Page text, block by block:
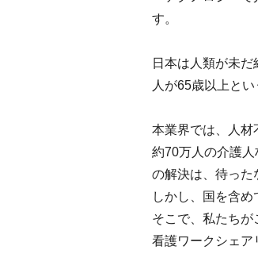
す。
日本は人類が未
人が65歳以上とい
本業界では、人材
約70万人の介護
の解決は、待った
しかし、国を含め
そこで、私たち
看護ワークシェア